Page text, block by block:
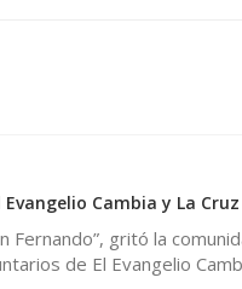
Cambia y La Cruz
Fernando”, gritó la
de El Evangelio